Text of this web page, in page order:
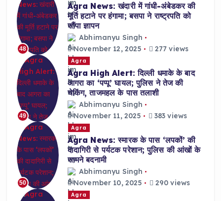
48
Agra News: खंदारी में गांधी-अंबेडकर की
मूर्ति हटाने पर हंगामा; बसपा ने राष्ट्रपति को
सौंपा ज्ञापन
Abhimanyu Singh
November 12, 2025
277 views
49
Agra
Agra High Alert: दिल्ली धमाके के बाद
आगरा का ‘पप्पू’ घायल; पुलिस ने तेज की
चेकिंग, ताजमहल के पास तलाशी
Abhimanyu Singh
November 11, 2025
383 views
50
Agra
Agra News: स्मारक के पास ‘लपकों’ की
दादागिरी से पर्यटक परेशान; पुलिस की आंखों के
सामने बदनामी
Abhimanyu Singh
November 10, 2025
290 views
Agra